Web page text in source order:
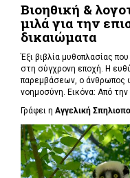
Βιοηθική &
μιλά για την
δικαιώματα
Έξι βιβλία μυθοπλασίας
στη σύγχρονη εποχή. Η
παρεμβάσεων, ο άνθρωπος
νοημοσύνη. Εικόνα: Από
Γράφει η Αγγελική